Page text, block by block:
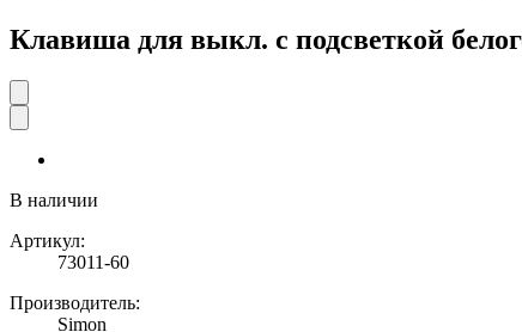
Клавиша для выкл. с подсветкой
В наличии
Артикул:
73011-60
Производитель:
Simon